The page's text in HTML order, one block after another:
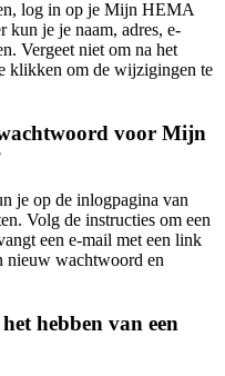
log in op je Mijn HEMA
kun je je naam, adres, e-
Vergeet niet om na het
klikken om de wijzigingen te
voor Mijn
je op de inlogpagina van
Volg de instructies om een
een e-mail met een link
nieuw wachtwoord en
hebben van een